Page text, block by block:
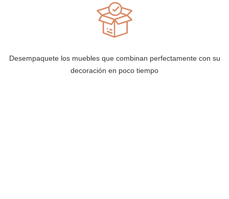
Desempaquete los muebles que combinan perfectamente con su
decoración en poco tiempo